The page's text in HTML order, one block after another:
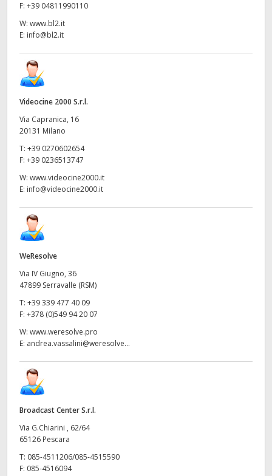
F: +39 04811990110
W: www.bl2.it
E: info@bl2.it
Videocine 2000 S.r.l.
Via Capranica, 16
20131 Milano
T: +39 0270602654
F: +39 0236513747
W: www.videocine2000.it
E: info@videocine2000.it
WeResolve
Via IV Giugno, 36
47899 Serravalle (RSM)
T: +39 339 477 40 09
F: +378 (0)549 94 20 07
W: www.weresolve.pro
E: andrea.vassalini@weresolve...
Broadcast Center S.r.l.
Via G.Chiarini , 62/64
65126 Pescara
T: 085-4511206/085-4515590
F: 085-4516094